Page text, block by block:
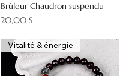
Brûleur Chaudron suspendu
Prix
20,00 $
Vitalité & énergie